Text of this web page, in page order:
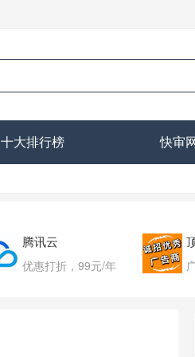
十大排行榜 快审
腾讯云
优惠打折，99元/年